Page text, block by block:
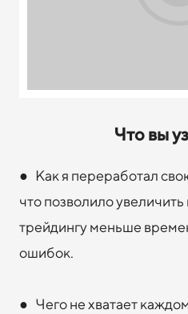
Что вы
● Как я переработал
что позволило
трейдингу меньше
ошибок.
● Чего не хватает